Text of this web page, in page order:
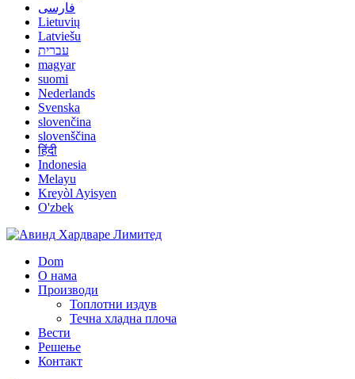
فارسی
Lietuvių
Latviešu
עברית
magyar
suomi
Nederlands
Svenska
slovenčina
slovenščina
हिंदी
Indonesia
Melayu
Kreyòl Ayisyen
O'zbek
Dom
О нама
Производи
Топлотни издув
Течна хладна плоча
Вести
Решење
Контакт